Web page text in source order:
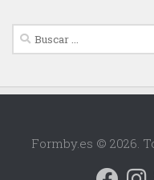
Buscar:
Formby.es © 2026.